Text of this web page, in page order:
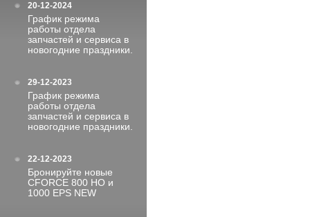
20-12-2024
График режима
работы отдела
запчастей и сервиса в
новогодние праздники.
29-12-2023
График режима
работы отдела
запчастей и сервиса в
новогодние праздники.
22-12-2023
Бронируйте новые
CFORCE 800 HO и
1000 EPS NEW